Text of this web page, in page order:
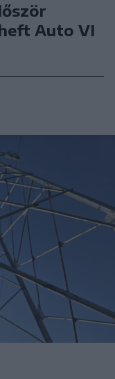
Auto VI